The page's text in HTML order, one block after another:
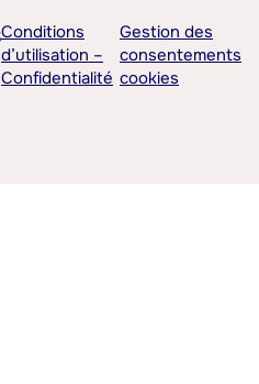
Conditions
d’utilisation –
Confidentialité
Gestion des
consentements
cookies